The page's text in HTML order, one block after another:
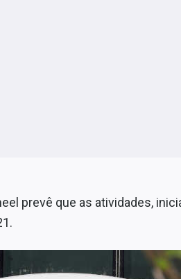
prevê que as atividades,